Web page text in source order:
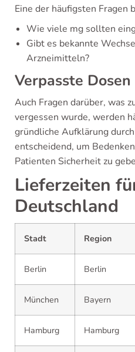
Eine der häufigsten Fragen
Wie viele mg sollten
Gibt es bekannte
Arzneimitteln?
Verpasste
Auch Fragen darüber, was
vergessen wurde, werden
gründliche Aufklärung
entscheidend, um
Patienten Sicherheit zu
Lieferzeiten
Deutschland
Stadt Region
Berlin Berlin
München Bayern
Hamburg Hamburg